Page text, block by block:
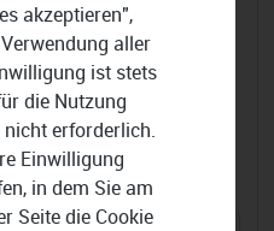
akzeptieren",
aller
ist stets
die Nutzung
nicht erforderlich.
Einwilligung
in dem Sie am
Seite die Cookie